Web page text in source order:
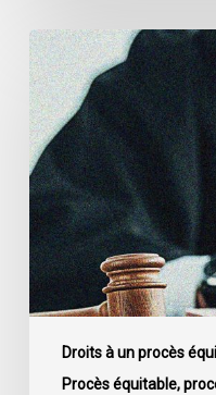
Droits à un procès
Procès équitable,
L’ACLC
témoigne
devant
le
Sénat
au
sujet
du
projet
de